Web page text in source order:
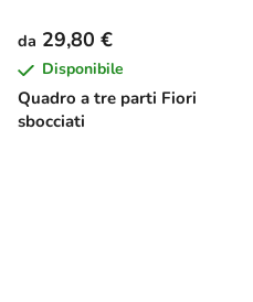
Quadro a tre parti Fiori
sbocciati
da 29,80 €
Disponibile